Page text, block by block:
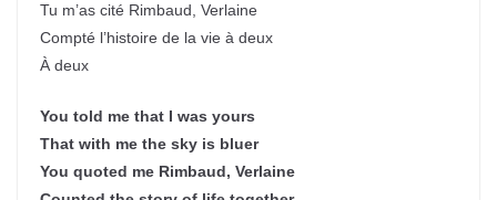
Tu m’as cité Rimbaud, Verlaine
Compté l’histoire de la vie à deux
À deux
You told me that I was yours
That with me the sky is bluer
You quoted me Rimbaud, Verlaine